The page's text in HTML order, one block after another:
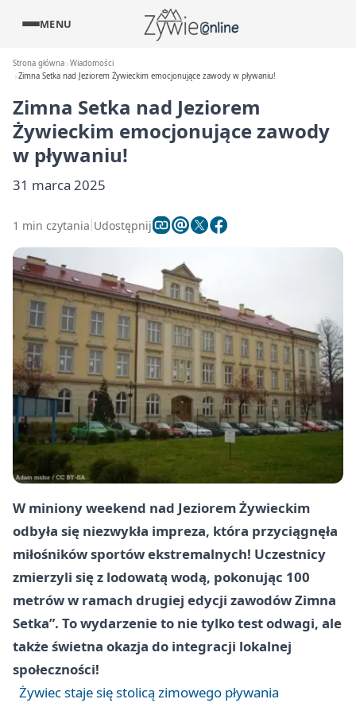
MENU
Strona główna Wiadomości
Zimna Setka nad Jeziorem Żywieckim emocjonujące zawody w pływaniu!
Zimna Setka nad Jeziorem
Żywieckim emocjonujące zawody
w pływaniu!
31 marca 2025
1 min czytania Udostępnij
W miniony weekend nad Jeziorem Żywieckim
odbyła się niezwykła impreza, która przyciągnęła
miłośników sportów ekstremalnych! Uczestnicy
zmierzyli się z lodowatą wodą, pokonując 100
metrów w ramach drugiej edycji zawodów Zimna
Setka”. To wydarzenie to nie tylko test odwagi, ale
także świetna okazja do integracji lokalnej
społeczności!
Żywiec staje się stolicą zimowego pływania